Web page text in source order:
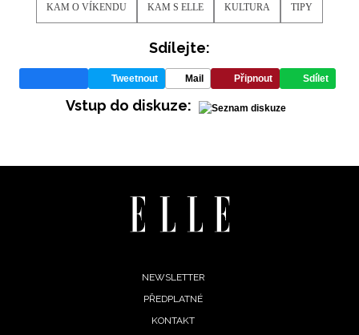
KAM O VÍKENDU KAM S ELLE KULTURA TIPY
Sdílejte:
Tweetnout Mail Připnout Sdílet
Vstup do diskuze:
NEWSLETTER
PŘEDPLATNÉ
KONTAKT